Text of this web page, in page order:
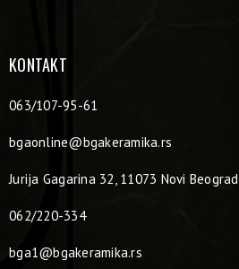
KONTAKT
063/107-95-61
bgaonline@bgakeramika.rs
Jurija Gagarina 32, 11073 Novi Beograd
062/220-334
bga1@bgakeramika.rs